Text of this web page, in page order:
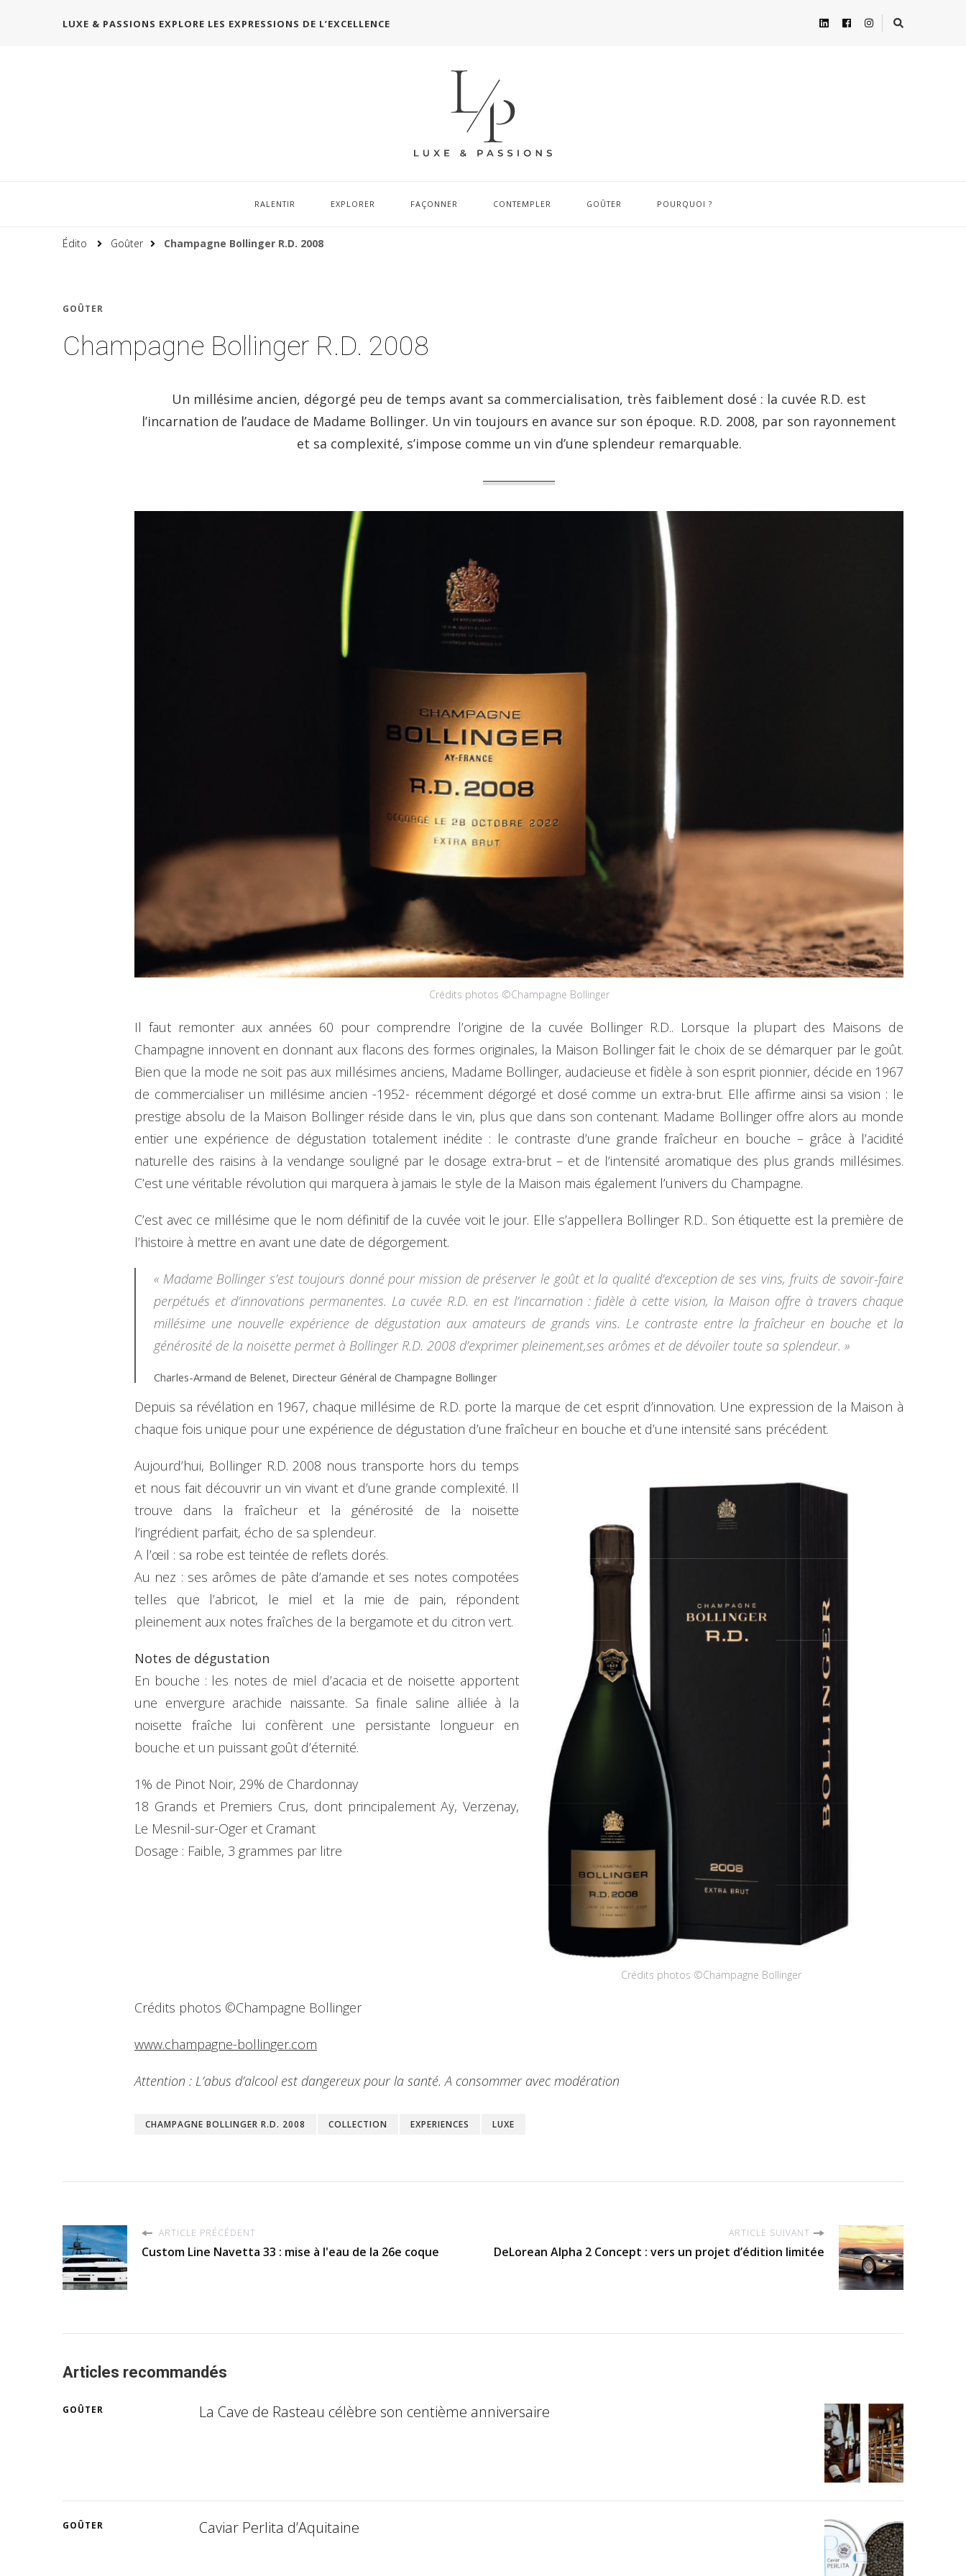
LUXE & PASSIONS EXPLORE LES EXPRESSIONS DE L’EXCELLENCE
RALENTIR EXPLORER FAÇONNER CONTEMPLER GOÛTER POURQUOI ?
Édito Goûter Champagne Bollinger R.D. 2008
GOÛTER
Champagne Bollinger R.D. 2008
Un millésime ancien, dégorgé peu de temps avant sa commercialisation, très faiblement dosé : la cuvée R.D. est
l’incarnation de l’audace de Madame Bollinger. Un vin toujours en avance sur son époque. R.D. 2008, par son rayonnement
et sa complexité, s’impose comme un vin d’une splendeur remarquable.
Crédits photos ©Champagne Bollinger
Il faut remonter aux années 60 pour comprendre l’origine de la cuvée Bollinger R.D.. Lorsque la plupart des Maisons de
Champagne innovent en donnant aux flacons des formes originales, la Maison Bollinger fait le choix de se démarquer par le goût.
Bien que la mode ne soit pas aux millésimes anciens, Madame Bollinger, audacieuse et fidèle à son esprit pionnier, décide en 1967
de commercialiser un millésime ancien -1952- récemment dégorgé et dosé comme un extra-brut. Elle affirme ainsi sa vision : le
prestige absolu de la Maison Bollinger réside dans le vin, plus que dans son contenant. Madame Bollinger offre alors au monde
entier une expérience de dégustation totalement inédite : le contraste d’une grande fraîcheur en bouche – grâce à l’acidité
naturelle des raisins à la vendange souligné par le dosage extra-brut – et de l’intensité aromatique des plus grands millésimes.
C’est une véritable révolution qui marquera à jamais le style de la Maison mais également l’univers du Champagne.
C’est avec ce millésime que le nom définitif de la cuvée voit le jour. Elle s’appellera Bollinger R.D.. Son étiquette est la première de
l’histoire à mettre en avant une date de dégorgement.
« Madame Bollinger s’est toujours donné pour mission de préserver le goût et la qualité d’exception de ses vins, fruits de savoir-faire
perpétués et d’innovations permanentes. La cuvée R.D. en est l’incarnation : fidèle à cette vision, la Maison offre à travers chaque
millésime une nouvelle expérience de dégustation aux amateurs de grands vins. Le contraste entre la fraîcheur en bouche et la
générosité de la noisette permet à Bollinger R.D. 2008 d’exprimer pleinement,ses arômes et de dévoiler toute sa splendeur. »
Charles-Armand de Belenet, Directeur Général de Champagne Bollinger
Depuis sa révélation en 1967, chaque millésime de R.D. porte la marque de cet esprit d’innovation. Une expression de la Maison à
chaque fois unique pour une expérience de dégustation d’une fraîcheur en bouche et d’une intensité sans précédent.
Aujourd’hui, Bollinger R.D. 2008 nous transporte hors du temps
et nous fait découvrir un vin vivant et d’une grande complexité. Il
trouve dans la fraîcheur et la générosité de la noisette
l’ingrédient parfait, écho de sa splendeur.
A l’œil : sa robe est teintée de reflets dorés.
Au nez : ses arômes de pâte d’amande et ses notes compotées
telles que l’abricot, le miel et la mie de pain, répondent
pleinement aux notes fraîches de la bergamote et du citron vert.
Notes de dégustation
En bouche : les notes de miel d’acacia et de noisette apportent
une envergure arachide naissante. Sa finale saline alliée à la
noisette fraîche lui confèrent une persistante longueur en
bouche et un puissant goût d’éternité.
1% de Pinot Noir, 29% de Chardonnay
18 Grands et Premiers Crus, dont principalement Aÿ, Verzenay,
Le Mesnil-sur-Oger et Cramant
Dosage : Faible, 3 grammes par litre
Crédits photos ©Champagne Bollinger
Crédits photos ©Champagne Bollinger
www.champagne-bollinger.com
Attention : L’abus d’alcool est dangereux pour la santé. A consommer avec modération
CHAMPAGNE BOLLINGER R.D. 2008 COLLECTION EXPERIENCES LUXE
ARTICLE PRÉCÉDENT
Custom Line Navetta 33 : mise à l'eau de la 26e coque
ARTICLE SUIVANT
DeLorean Alpha 2 Concept : vers un projet d’édition limitée
Articles recommandés
GOÛTER La Cave de Rasteau célèbre son centième anniversaire
GOÛTER Caviar Perlita d’Aquitaine